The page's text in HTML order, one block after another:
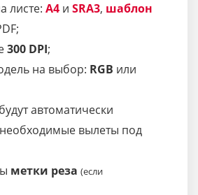
листе: A4 и SRA3, шаблон
300 DPI;
на выбор: RGB или
автоматически
вылеты под
метки реза (если